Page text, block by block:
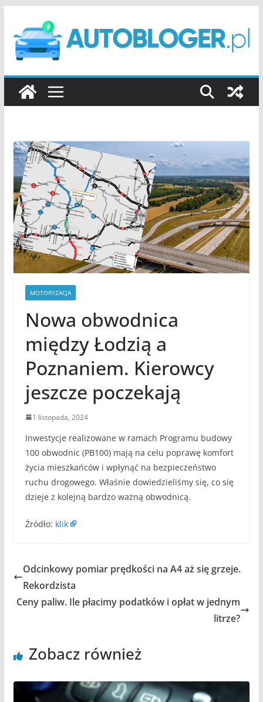
treści
MOTORYZACJA
Nowa obwodnica
między Łodzią a
Poznaniem. Kierowcy
jeszcze poczekają
1 listopada, 2024
Inwestycje realizowane w ramach Programu budowy
100 obwodnic (PB100) mają na celu poprawę komfort
życia mieszkańców i wpłynąć na bezpieczeństwo
ruchu drogowego. Właśnie dowiedzieliśmy się, co się
dzieje z kolejną bardzo ważną obwodnicą.
Źródło: klik
Odcinkowy pomiar prędkości na A4 aż się grzeje.
Rekordzista
Ceny paliw. Ile płacimy podatków i opłat w jednym
litrze?
Zobacz również